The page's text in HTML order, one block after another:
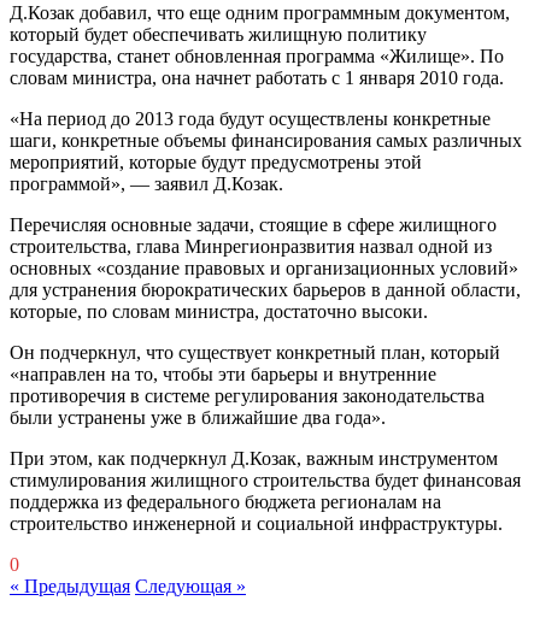
Д.Козак добавил, что еще одним программным документом,
который будет обеспечивать жилищную политику
государства, станет обновленная программа «Жилище». По
словам министра, она начнет работать с 1 января 2010 года.
«На период до 2013 года будут осуществлены конкретные
шаги, конкретные объемы финансирования самых различных
мероприятий, которые будут предусмотрены этой
программой», — заявил Д.Козак.
Перечисляя основные задачи, стоящие в сфере жилищного
строительства, глава Минрегионразвития назвал одной из
основных «создание правовых и организационных условий»
для устранения бюрократических барьеров в данной области,
которые, по словам министра, достаточно высоки.
Он подчеркнул, что существует конкретный план, который
«направлен на то, чтобы эти барьеры и внутренние
противоречия в системе регулирования законодательства
были устранены уже в ближайшие два года».
При этом, как подчеркнул Д.Козак, важным инструментом
стимулирования жилищного строительства будет финансовая
поддержка из федерального бюджета регионалам на
строительство инженерной и социальной инфраструктуры.
0
« Предыдущая Следующая »